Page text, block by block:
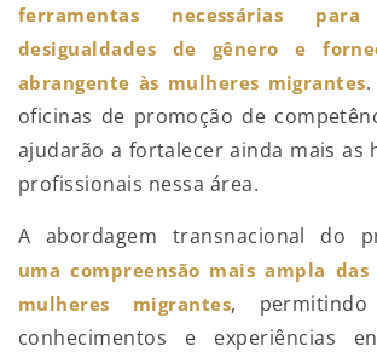
ferramentas necessárias
desigualdades de gênero e
abrangente às mulheres migrantes
oficinas de promoção de
ajudarão a fortalecer ainda mais as
profissionais nessa área.
A abordagem transnacional do
uma compreensão mais ampla
mulheres migrantes,
conhecimentos e experiências